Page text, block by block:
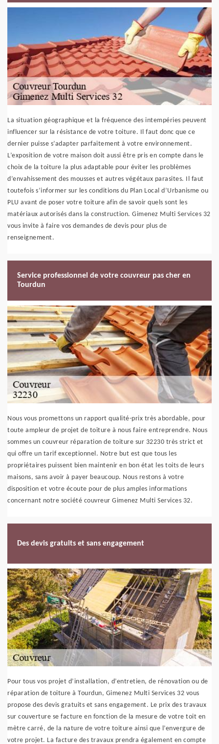
La situation géographique et la fréquence des intempéries peuvent
influencer sur la résistance de votre toiture. Il faut donc que ce
dernier puisse s’adapter parfaitement à votre environnement.
L’exposition de votre maison doit aussi être pris en compte dans le
choix de la toiture la plus adaptable pour éviter les problèmes
d’envahissement des mousses et autres végétaux parasites. Il faut
toutefois s’informer sur les conditions du Plan Local d’Urbanisme ou
PLU avant de poser votre toiture afin de savoir quels sont les
matériaux autorisés dans la construction. Gimenez Multi Services 32
vous invite à faire vos demandes de devis pour plus de
renseignement.
Service professionnel de votre couvreur pas cher en
Tourdun
Nous vous promettons un rapport qualité-prix très abordable, pour
toute ampleur de projet de toiture à nous faire entreprendre. Nous
sommes un couvreur réparation de toiture sur 32230 très strict et
qui offre un tarif exceptionnel. Notre but est que tous les
propriétaires puissent bien maintenir en bon état les toits de leurs
maisons, sans avoir à payer beaucoup. Nous restons à votre
disposition et votre écoute pour de plus amples informations
concernant notre société couvreur Gimenez Multi Services 32.
Des devis gratuits et sans engagement
Pour tous vos projet d’installation, d’entretien, de rénovation ou de
réparation de toiture à Tourdun, Gimenez Multi Services 32 vous
propose des devis gratuits et sans engagement. Le prix des travaux
sur couverture se facture en fonction de la mesure de votre toit en
mètre carré, de la nature de votre toiture ainsi que l’envergure de
votre projet. La facture des travaux prendra également en compte